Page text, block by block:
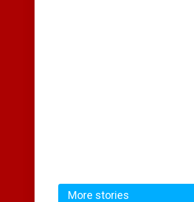
More stories